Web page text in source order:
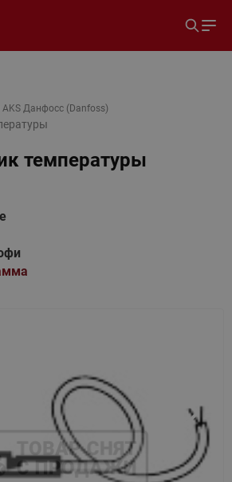
Данфосс (Danfoss)
температуры
Вперед